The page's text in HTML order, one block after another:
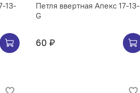
13-
Петля ввертная Апекс 17-13-
G
60 ₽